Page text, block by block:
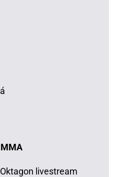
livestream